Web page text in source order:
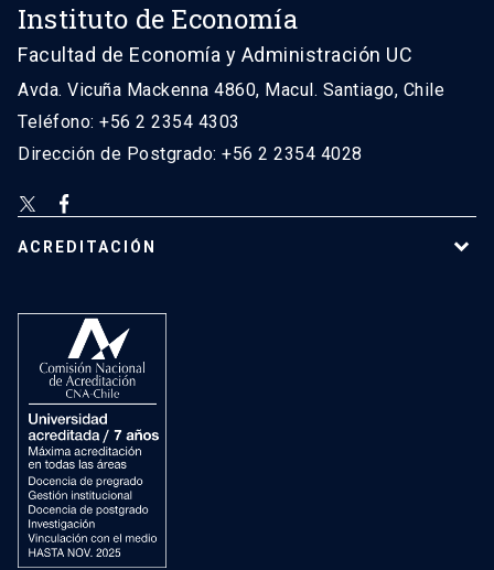
Instituto de Economía
Facultad de Economía y Administración UC
Avda. Vicuña Mackenna 4860, Macul. Santiago, Chile
Teléfono: +56 2 2354 4303
Dirección de Postgrado: +56 2 2354 4028
ACREDITACIÓN